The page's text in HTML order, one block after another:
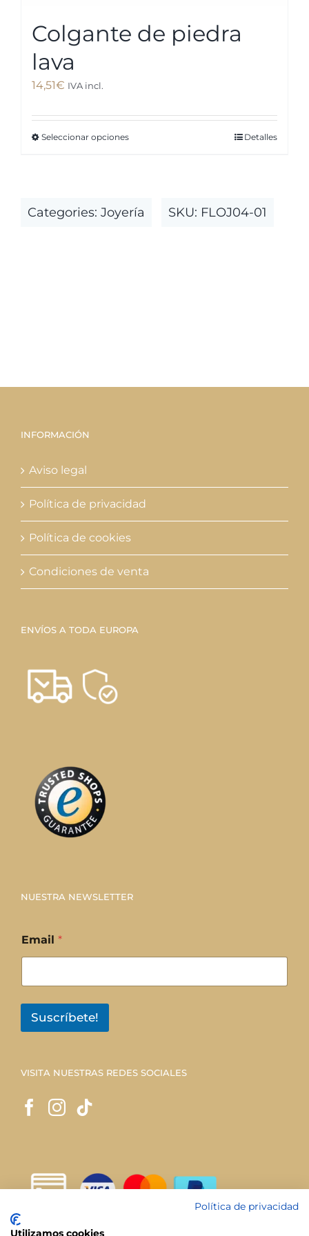
Colgante de piedra
lava
14,51€ IVA incl.
Seleccionar opcionesEste
variantes.
de
Detalles
Categories: Joyería SKU: FLOJ04-01
INFORMACIÓN
Aviso legal
Política de privacidad
Política de cookies
Condiciones de venta
ENVÍOS A TODA EUROPA
NUESTRA NEWSLETTER
Email *
Suscríbete!
VISITA NUESTRAS REDES SOCIALES
Política de privacidad
Utilizamos cookies